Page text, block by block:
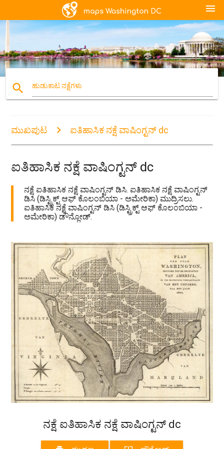
menu
search ಹುಡುಕಾಟ ನಕ್ಷೆಗಳು
ಮುಖಪುಟ ಐತಿಹಾಸಿಕ ನಕ್ಷೆ ವಾಷಿಂಗ್ಟನ್ dc
ಐತಿಹಾಸಿಕ ನಕ್ಷೆ ವಾಷಿಂಗ್ಟನ್ dc
ನಕ್ಷೆ ಐತಿಹಾಸಿಕ ನಕ್ಷೆ ವಾಷಿಂಗ್ಟನ್ ಡಿಸಿ. ಐತಿಹಾಸಿಕ ನಕ್ಷೆ ವಾಷಿಂಗ್ಟನ್
ಡಿಸಿ (ಡಿಸ್ಟ್ರಿಕ್ಟ್ ಆಫ್ ಕೊಲಂಬಿಯಾ - ಅಮೇರಿಕಾ) ಮುದ್ರಿಸಲು.
ಐತಿಹಾಸಿಕ ನಕ್ಷೆ ವಾಷಿಂಗ್ಟನ್ ಡಿಸಿ (ಡಿಸ್ಟ್ರಿಕ್ಟ್ ಆಫ್ ಕೊಲಂಬಿಯಾ -
ಅಮೇರಿಕಾ) ಡೌನ್ಲೋಡ್.
ನಕ್ಷೆ ಐತಿಹಾಸಿಕ ನಕ್ಷೆ ವಾಷಿಂಗ್ಟನ್ dc